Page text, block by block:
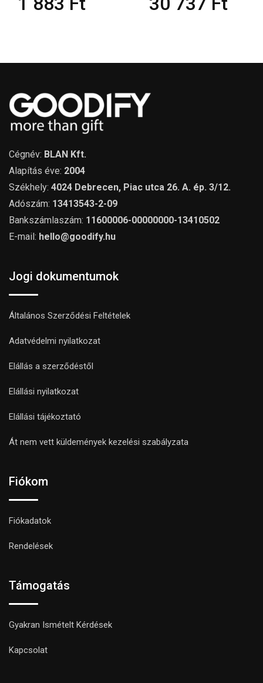
Cégnév: BLAN Kft.
Alapítás éve: 2004
Székhely: 4024 Debrecen, Piac utca 26. A. ép. 3/12.
Adószám: 13413543-2-09
Bankszámlaszám: 11600006-00000000-13410502
E-mail: hello@goodify.hu
Jogi dokumentumok
Általános Szerződési Feltételek
Adatvédelmi nyilatkozat
Elállás a szerződéstől
Elállási nyilatkozat
Elállási tájékoztató
Át nem vett küldemények kezelési szabályzata
Fiókom
Fiókadatok
Rendelések
Támogatás
Gyakran Ismételt Kérdések
Kapcsolat